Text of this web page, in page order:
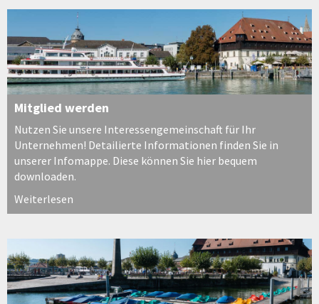
Mitglied werden
Nutzen Sie unsere Interessengemeinschaft für Ihr
Unternehmen! Detailierte Informationen finden Sie in
unserer Infomappe. Diese können Sie hier bequem
downloaden.
Weiterlesen